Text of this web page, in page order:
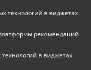
технологий в виджетах
рекомендаций
в виджетах